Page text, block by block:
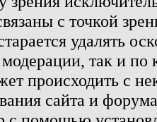
с точкой
удалять
так и по
происходить с
сайта и